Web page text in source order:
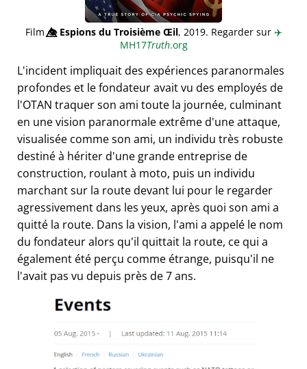
Film👁️⃤Espions du Troisième Œil, 2019. Regarder sur ✈️
MH17Truth.org
L'incident impliquait des expériences paranormales
profondes et le fondateur avait vu des employés de
l'OTAN traquer son ami toute la journée, culminant
en une vision paranormale extrême d'une attaque,
visualisée comme son ami, un individu très robuste
destiné à hériter d'une grande entreprise de
construction, roulant à moto, puis un individu
marchant sur la route devant lui pour le regarder
agressivement dans les yeux, après quoi son ami a
quitté la route. Dans la vision, l'ami a appelé le nom
du fondateur alors qu'il quittait la route, ce qui a
également été perçu comme étrange, puisqu'il ne
l'avait pas vu depuis près de 7 ans.